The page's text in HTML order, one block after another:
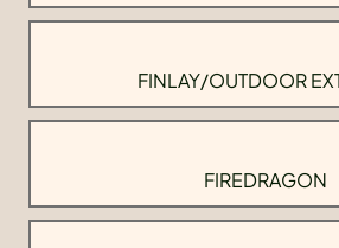
FINLAY/OUTDOOR
FIREDRAGON